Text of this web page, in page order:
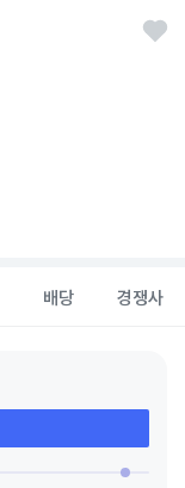
배당 경쟁사